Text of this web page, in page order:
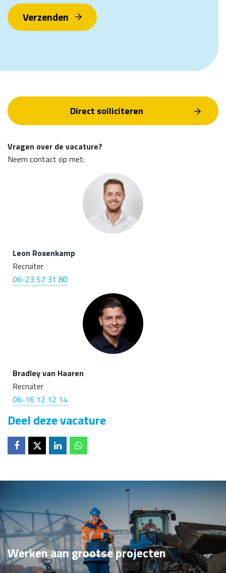
Verzenden
Direct solliciteren
Vragen over de vacature?
Neem contact op met:
Leon Rosenkamp
Recruiter
06-23 57 31 80
Bradley van Haaren
Recruiter
06-16 12 12 14
Deel deze vacature
Deel op Deel op Deel op Deel op
Werken aan grootse projecten